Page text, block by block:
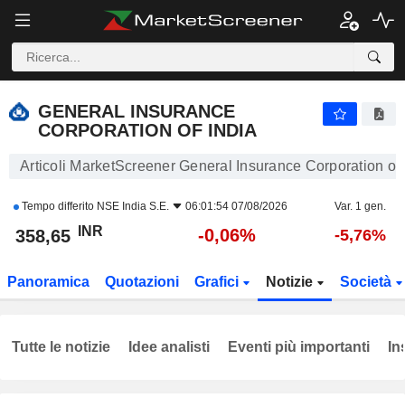
GENERAL INSURANCE
CORPORATION OF INDIA
Articoli MarketScreener General Insurance Corporation of
Tempo differito NSE India S.E. 06:01:54 07/08/2026 Var. 1 gen.
358,65 INR -0,06% -5,76%
Panoramica Quotazioni Grafici Notizie Società
Tutte le notizie Idee analisti Eventi più importanti